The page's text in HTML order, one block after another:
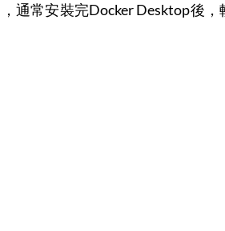
通常安裝完Docker Desktop後，